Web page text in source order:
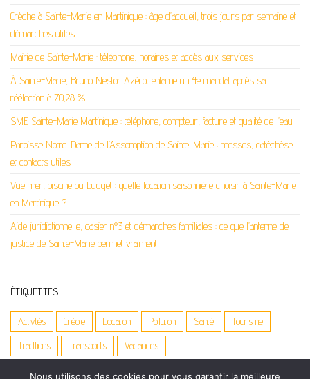
Crèche à Sainte-Marie en Martinique : âge d’accueil, trois jours par semaine et
démarches utiles
Mairie de Sainte-Marie : téléphone, horaires et accès aux services
À Sainte-Marie, Bruno Nestor Azérot entame un 4e mandat après sa
réélection à 70,28 %
SME Sainte-Marie Martinique : téléphone, compteur, facture et qualité de l’eau
Paroisse Notre-Dame de l’Assomption de Sainte-Marie : messes, catéchèse
et contacts utiles
Vue mer, piscine ou budget : quelle location saisonnière choisir à Sainte-Marie
en Martinique ?
Aide juridictionnelle, casier n°3 et démarches familiales : ce que l’antenne de
justice de Sainte-Marie permet vraiment
ÉTIQUETTES
Activités Créole Location Pollution Santé Tourisme
Traditions Transports Vacances
Nous utilisons des cookies pour vous garantir la meilleure